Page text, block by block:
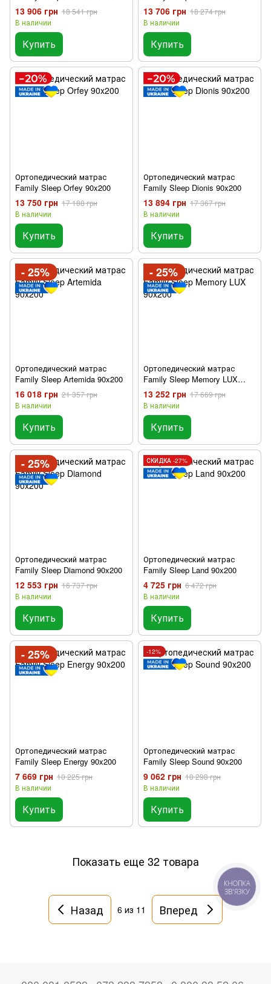
13 906 грн 18 541 грн
В наличии
Купить
13 706 грн 18 274 грн
В наличии
Купить
Ортопедический матрас
Family Sleep Orfey 90x200
13 750 грн 17 188 грн
В наличии
Купить
Ортопедический матрас
Family Sleep Dionis 90x200
13 894 грн 17 367 грн
В наличии
Купить
- 25%
Ортопедический матрас
Family Sleep Artemida 90x200
16 018 грн 21 357 грн
В наличии
Купить
- 25%
Ортопедический матрас
Family Sleep Memory LUX
90x200
13 252 грн 17 669 грн
В наличии
Купить
- 25%
Ортопедический матрас
Family Sleep Diamond 90x200
12 553 грн 16 737 грн
В наличии
Купить
СКИДКА -27%
Ортопедический матрас
Family Sleep Land 90x200
4 725 грн 6 472 грн
В наличии
Купить
- 25%
Ортопедический матрас
Family Sleep Energy 90x200
7 669 грн 10 225 грн
В наличии
Купить
-12%
Ортопедический матрас
Family Sleep Sound 90x200
9 062 грн 10 298 грн
В наличии
Купить
Показать еще 32 товара
Назад 6 из 11 Вперед
КНОПКА
ЗВ'ЯЗКУ